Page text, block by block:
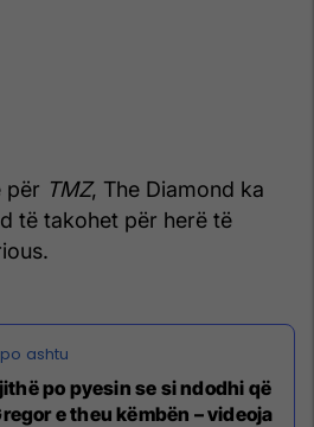
për TMZ, The Diamond ka
të takohet për herë të
po pyesin se si ndodhi që
e theu këmbën – videoja